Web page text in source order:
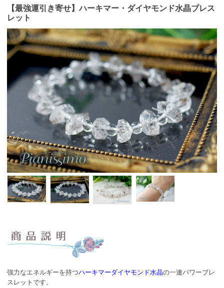
【最強運引き寄せ】ハーキマー・ダイヤモンド水晶ブレス
レット
強力なエネルギーを持つハーキマーダイヤモンド水晶の一連パワーブレ
スレットです。